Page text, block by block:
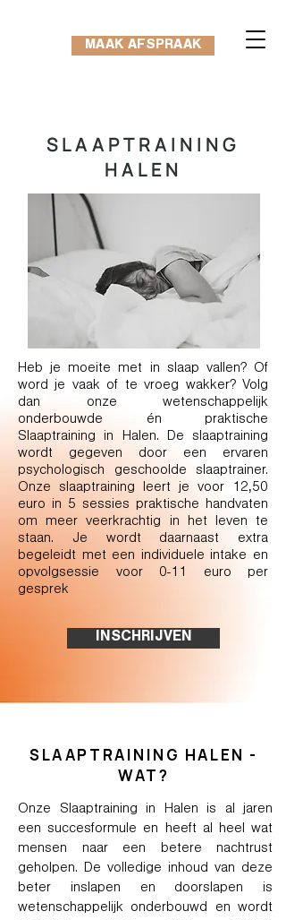
MAAK AFSPRAAK
SLAAPTRAINING
HALEN
Heb je moeite met in slaap vallen? Of
word je vaak of te vroeg wakker? Volg
dan onze wetenschappelijk
onderbouwde én praktische
Slaaptraining in Halen. De slaaptraining
wordt gegeven door een ervaren
psychologisch geschoolde slaaptrainer.
Onze slaaptraining leert je voor 12,50
euro in 5 sessies praktische handvaten
om meer veerkrachtig in het leven te
staan. Je wordt daarnaast extra
begeleidt met een individuele intake en
opvolgsessie voor 0-11 euro per
gesprek
INSCHRIJVEN
SLAAPTRAINING HALEN -
WAT?
Onze Slaaptraining in Halen is al jaren
een succesformule en heeft al heel wat
mensen naar een betere nachtrust
geholpen. De volledige inhoud van deze
beter inslapen en doorslapen is
wetenschappelijk onderbouwd en wordt